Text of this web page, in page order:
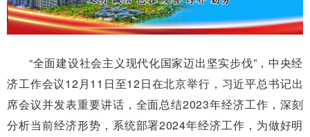
“全面建设社会主义现代化国家迈出坚实步伐”，中央经
济工作会议12月11日至12日在北京举行，习近平总书记出
席会议并发表重要讲话，全面总结2023年经济工作，深刻
分析当前经济形势，系统部署2024年经济工作，为做好明